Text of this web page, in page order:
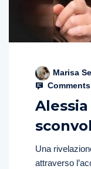
Marisa
Una
attraverso